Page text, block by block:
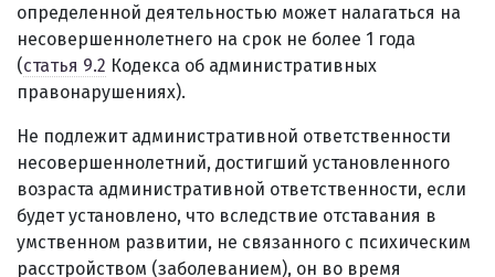
определенной деятельностью может налагаться на
несовершеннолетнего на срок не более 1 года
(статья 9.2 Кодекса об административных
правонарушениях).
Не подлежит административной ответственности
несовершеннолетний, достигший установленного
возраста административной ответственности, если
будет установлено, что вследствие отставания в
умственном развитии, не связанного с психическим
расстройством (заболеванием), он во время